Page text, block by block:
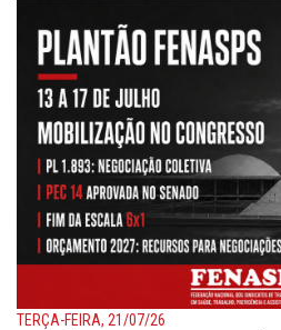
TERÇA-FEIRA, 21/07/26